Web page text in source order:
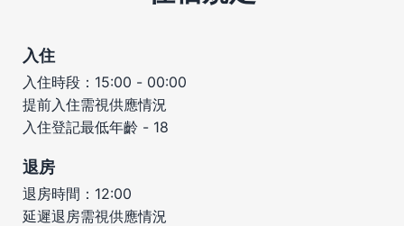
入住
入住時段：15:00 - 00:00
提前入住需視供應情況
入住登記最低年齡 - 18
退房
退房時間：12:00
延遲退房需視供應情況